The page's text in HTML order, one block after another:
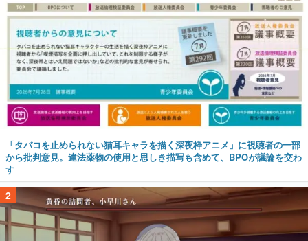
「タバコを止められない猫耳キャラを描く深夜枠アニメ」に視聴者の一部
から批判意見。違法薬物の使用と思しき描写も含めて、BPOが議論を交わ
す
2